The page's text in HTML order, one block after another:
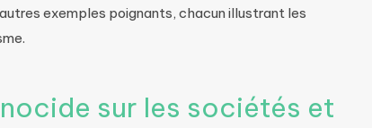
exemples poignants, chacun illustrant les
sur les sociétés et